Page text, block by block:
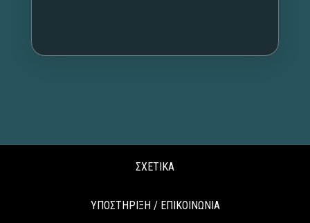
ΣΧΕΤΙΚΑ
ΥΠΟΣΤΗΡΙΞΗ / ΕΠΙΚΟΙΝΩΝΙΑ